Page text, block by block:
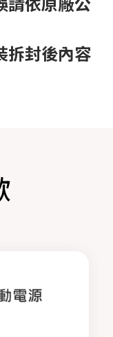
拆封後內容